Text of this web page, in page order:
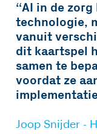
“AI in de
technologie,
vanuit
dit kaartspel
samen te
voordat ze
Joop Snijder -